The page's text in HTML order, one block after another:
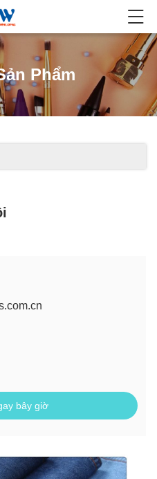
Phẩm
bây giờ